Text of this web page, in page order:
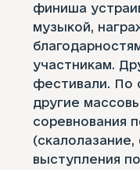
финиша
музыкой,
участникам.
фестивали. По
другие
соревнования
выступления